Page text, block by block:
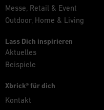
Messe, Retail & Event
Outdoor, Home & Living
Lass Dich inspirieren
Aktuelles
Beispiele
Xbrick® für dich
Kontakt